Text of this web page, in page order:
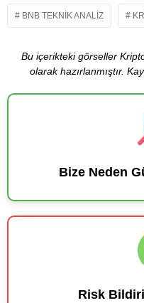
BNB TEKNIK ANALIZ
Bu içerikteki görseller
olarak hazırlanmıştır.
Bize Neden
Risk